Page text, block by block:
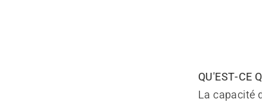
QU'EST-CE
La capacité